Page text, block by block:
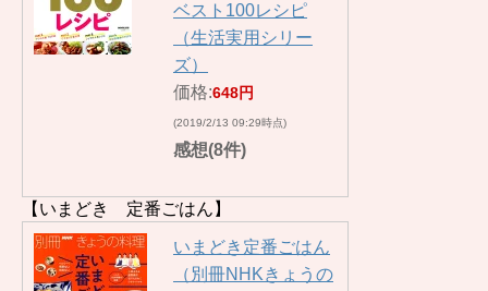
ベスト100レシピ
（生活実用シリー
ズ）
価格:648円
(2019/2/13 09:29時点)
感想(8件)
【いまどき 定番ごはん】
いまどき定番ごはん
（別冊NHKきょうの